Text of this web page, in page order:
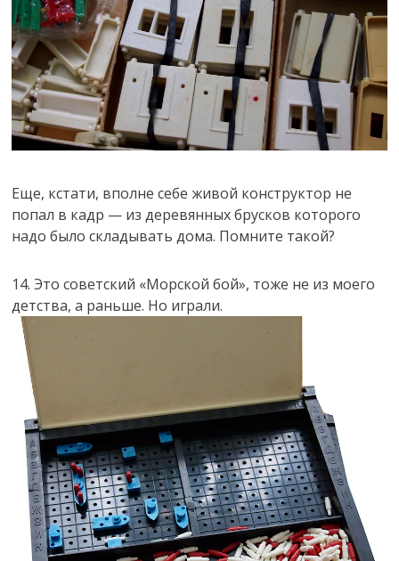
Еще, кстати, вполне себе живой конструктор не
попал в кадр — из деревянных брусков которого
надо было складывать дома. Помните такой?
14. Это советский «Морской бой», тоже не из моего
детства, а раньше. Но играли.